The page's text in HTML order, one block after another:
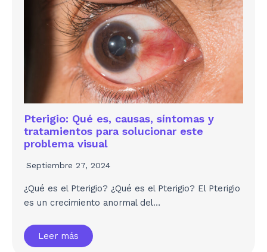
Pterigio: Qué es, causas, síntomas y
tratamientos para solucionar este
problema visual
Septiembre 27, 2024
¿Qué es el Pterigio? ¿Qué es el Pterigio? El Pterigio
es un crecimiento anormal del…
Leer más